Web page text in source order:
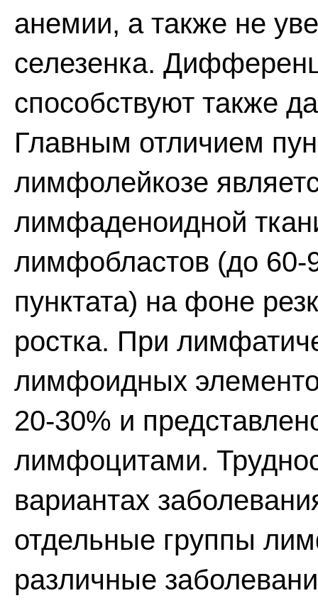
анемии, а также не
селезенка.
способствуют также
Главным отличием
лимфолейкозе
лимфаденоидной
лимфобластов (до 60-
пунктата) на фоне
ростка. При
лимфоидных
20-30% и
лимфоцитами.
вариантах
отдельные группы
различные